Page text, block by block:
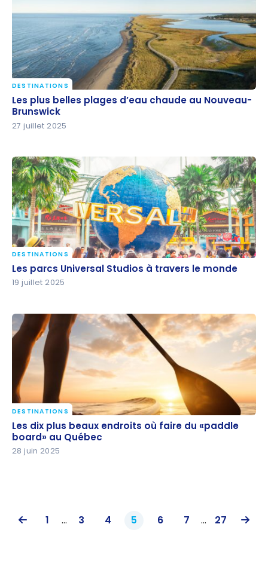
Les plus belles plages d’eau chaude au Nouveau-
Brunswick
DESTINATIONS
Les plus belles plages d’eau chaude au Nouveau-
Brunswick
27 juillet 2025
Les parcs Universal Studios à travers le monde
DESTINATIONS
Les parcs Universal Studios à travers le monde
19 juillet 2025
Les dix plus beaux endroits où faire du «paddle
board» au Québec
DESTINATIONS
Les dix plus beaux endroits où faire du «paddle
board» au Québec
28 juin 2025
1 ... 3 4 5 6 7 ... 27